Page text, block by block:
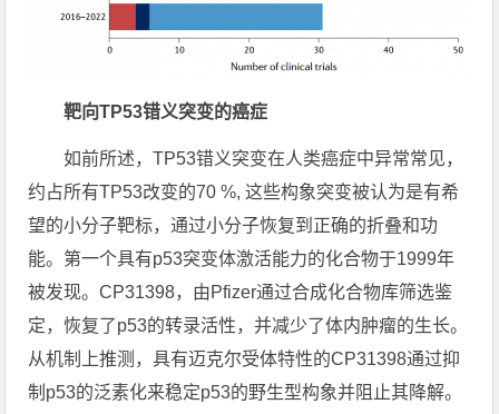
靶向TP53错义突变的癌症
如前所述，TP53错义突变在人类癌症中异常常见，
约占所有TP53改变的70 %, 这些构象突变被认为是有希
望的小分子靶标，通过小分子恢复到正确的折叠和功
能。第一个具有p53突变体激活能力的化合物于1999年
被发现。CP31398，由Pfizer通过合成化合物库筛选鉴
定，恢复了p53的转录活性，并减少了体内肿瘤的生长。
从机制上推测，具有迈克尔受体特性的CP31398通过抑
制p53的泛素化来稳定p53的野生型构象并阻止其降解。